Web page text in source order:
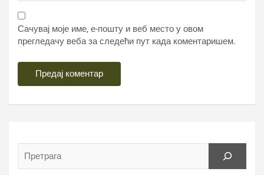
Сачувај моје име, е-пошту и веб место у овом
прегледачу веба за следећи пут када коментаришем.